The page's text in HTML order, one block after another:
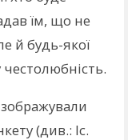
їм, що не
й будь-якої
(див.: Іс.